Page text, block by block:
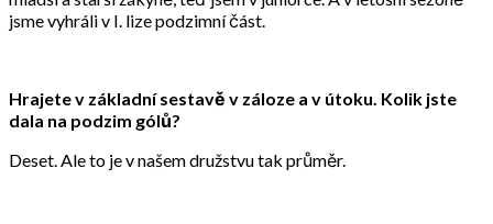
jsme vyhráli v I. lize podzimní část.
Hrajete v základní sestavě v záloze a v útoku. Kolik jste
dala na podzim gólů?
Deset. Ale to je v našem družstvu tak průměr.